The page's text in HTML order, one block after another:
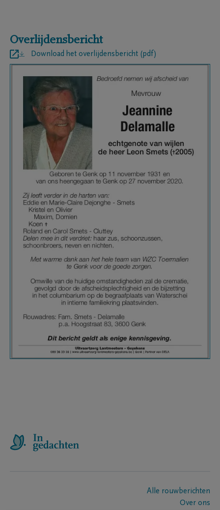
Overlijdensbericht
Download het overlijdensbericht (pdf)
Alle rouwberichten
Over ons